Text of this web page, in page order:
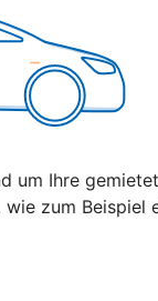
um Ihre
wie zum